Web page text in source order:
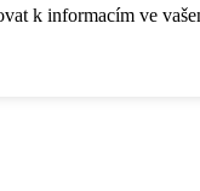
k informacím ve